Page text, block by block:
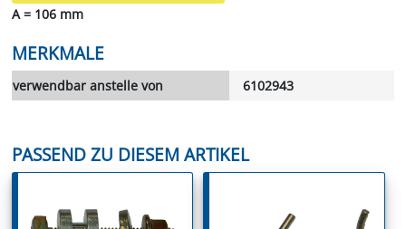
A = 106 mm
MERKMALE
verwendbar anstelle von 6102943
PASSEND ZU DIESEM ARTIKEL